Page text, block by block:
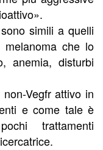
simili a quelli
che lo
anemia, disturbi
Vegfr attivo in
e come tale è
trattamenti